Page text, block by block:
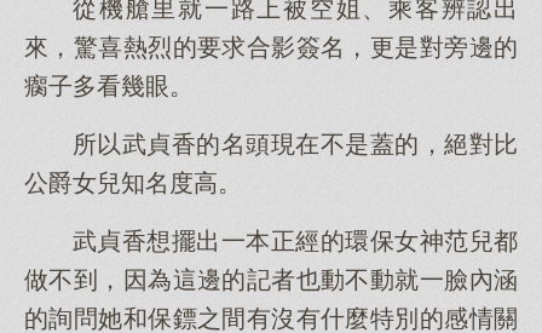
從機艙里就一路上被空姐、乘客辨認出
來，驚喜熱烈的要求合影簽名，更是對旁邊的
瘸子多看幾眼。
所以武貞香的名頭現在不是蓋的，絕對比
公爵女兒知名度高。
武貞香想擺出一本正經的環保女神范兒都
做不到，因為這邊的記者也動不動就一臉內涵
的詢問她和保鏢之間有沒有什麼特別的感情關